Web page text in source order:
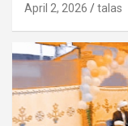
April 2, 2026 talas